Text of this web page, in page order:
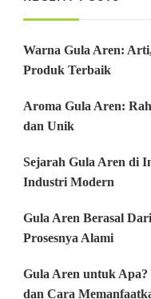
Warna Gula Aren:
Produk Terbaik
Aroma Gula Aren:
dan Unik
Sejarah Gula Aren di
Industri Modern
Gula Aren Berasal
Prosesnya Alami
Gula Aren untuk
dan Cara